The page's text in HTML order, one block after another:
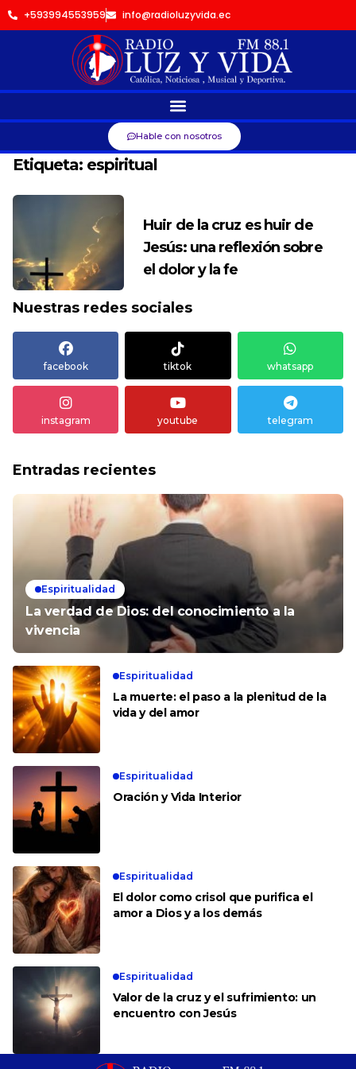
+593994553959 info@radioluzyvida.ec
Hable con nosotros
Etiqueta: espiritual
Huir de la cruz es huir de
Jesús: una reflexión sobre
el dolor y la fe
Nuestras redes sociales
facebook tiktok whatsapp
instagram youtube telegram
Entradas recientes
Espiritualidad
La verdad de Dios: del conocimiento a la
vivencia
Espiritualidad
La muerte: el paso a la plenitud de la
vida y del amor
Espiritualidad
Oración y Vida Interior
Espiritualidad
El dolor como crisol que purifica el
amor a Dios y a los demás
Espiritualidad
Valor de la cruz y el sufrimiento: un
encuentro con Jesús